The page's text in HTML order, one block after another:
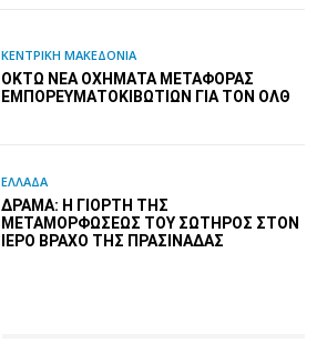
ΚΕΝΤΡΙΚΗ ΜΑΚΕΔΟΝΙΑ
ΟΚΤΏ ΝΈΑ ΟΧΉΜΑΤΑ ΜΕΤΑΦΟΡΆΣ
ΕΜΠΟΡΕΥΜΑΤΟΚΙΒΩΤΊΩΝ ΓΙΑ ΤΟΝ ΟΛΘ
ΕΛΛΑΔΑ
ΔΡΆΜΑ: Η ΓΙΟΡΤΉ ΤΗΣ
ΜΕΤΑΜΟΡΦΏΣΕΩΣ ΤΟΥ ΣΩΤΉΡΟΣ ΣΤΟΝ
ΙΕΡΌ ΒΡΆΧΟ ΤΗΣ ΠΡΑΣΙΝΆΔΑΣ